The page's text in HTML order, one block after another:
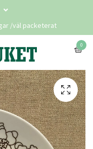
/väl packeterat
0